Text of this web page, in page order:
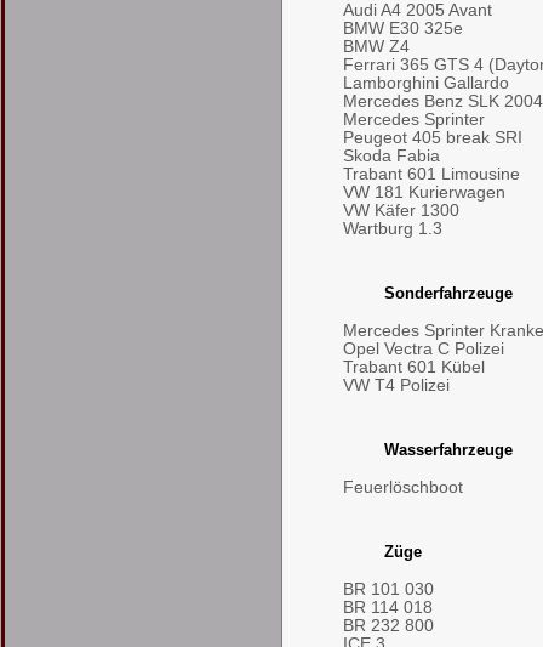
Audi A4 2005 Avant
BMW E30 325e
BMW Z4
Ferrari 365 GTS 4
Lamborghini Gallardo
Mercedes Benz SLK
Mercedes Sprinter
Peugeot 405 break SRI
Skoda Fabia
Trabant 601 Limousine
VW 181 Kurierwagen
VW Käfer 1300
Wartburg 1.3
Sonderfahrzeuge
Mercedes Sprinter
Opel Vectra C Polizei
Trabant 601 Kübel
VW T4 Polizei
Wasserfahrzeuge
Feuerlöschboot
Züge
BR 101 030
BR 114 018
BR 232 800